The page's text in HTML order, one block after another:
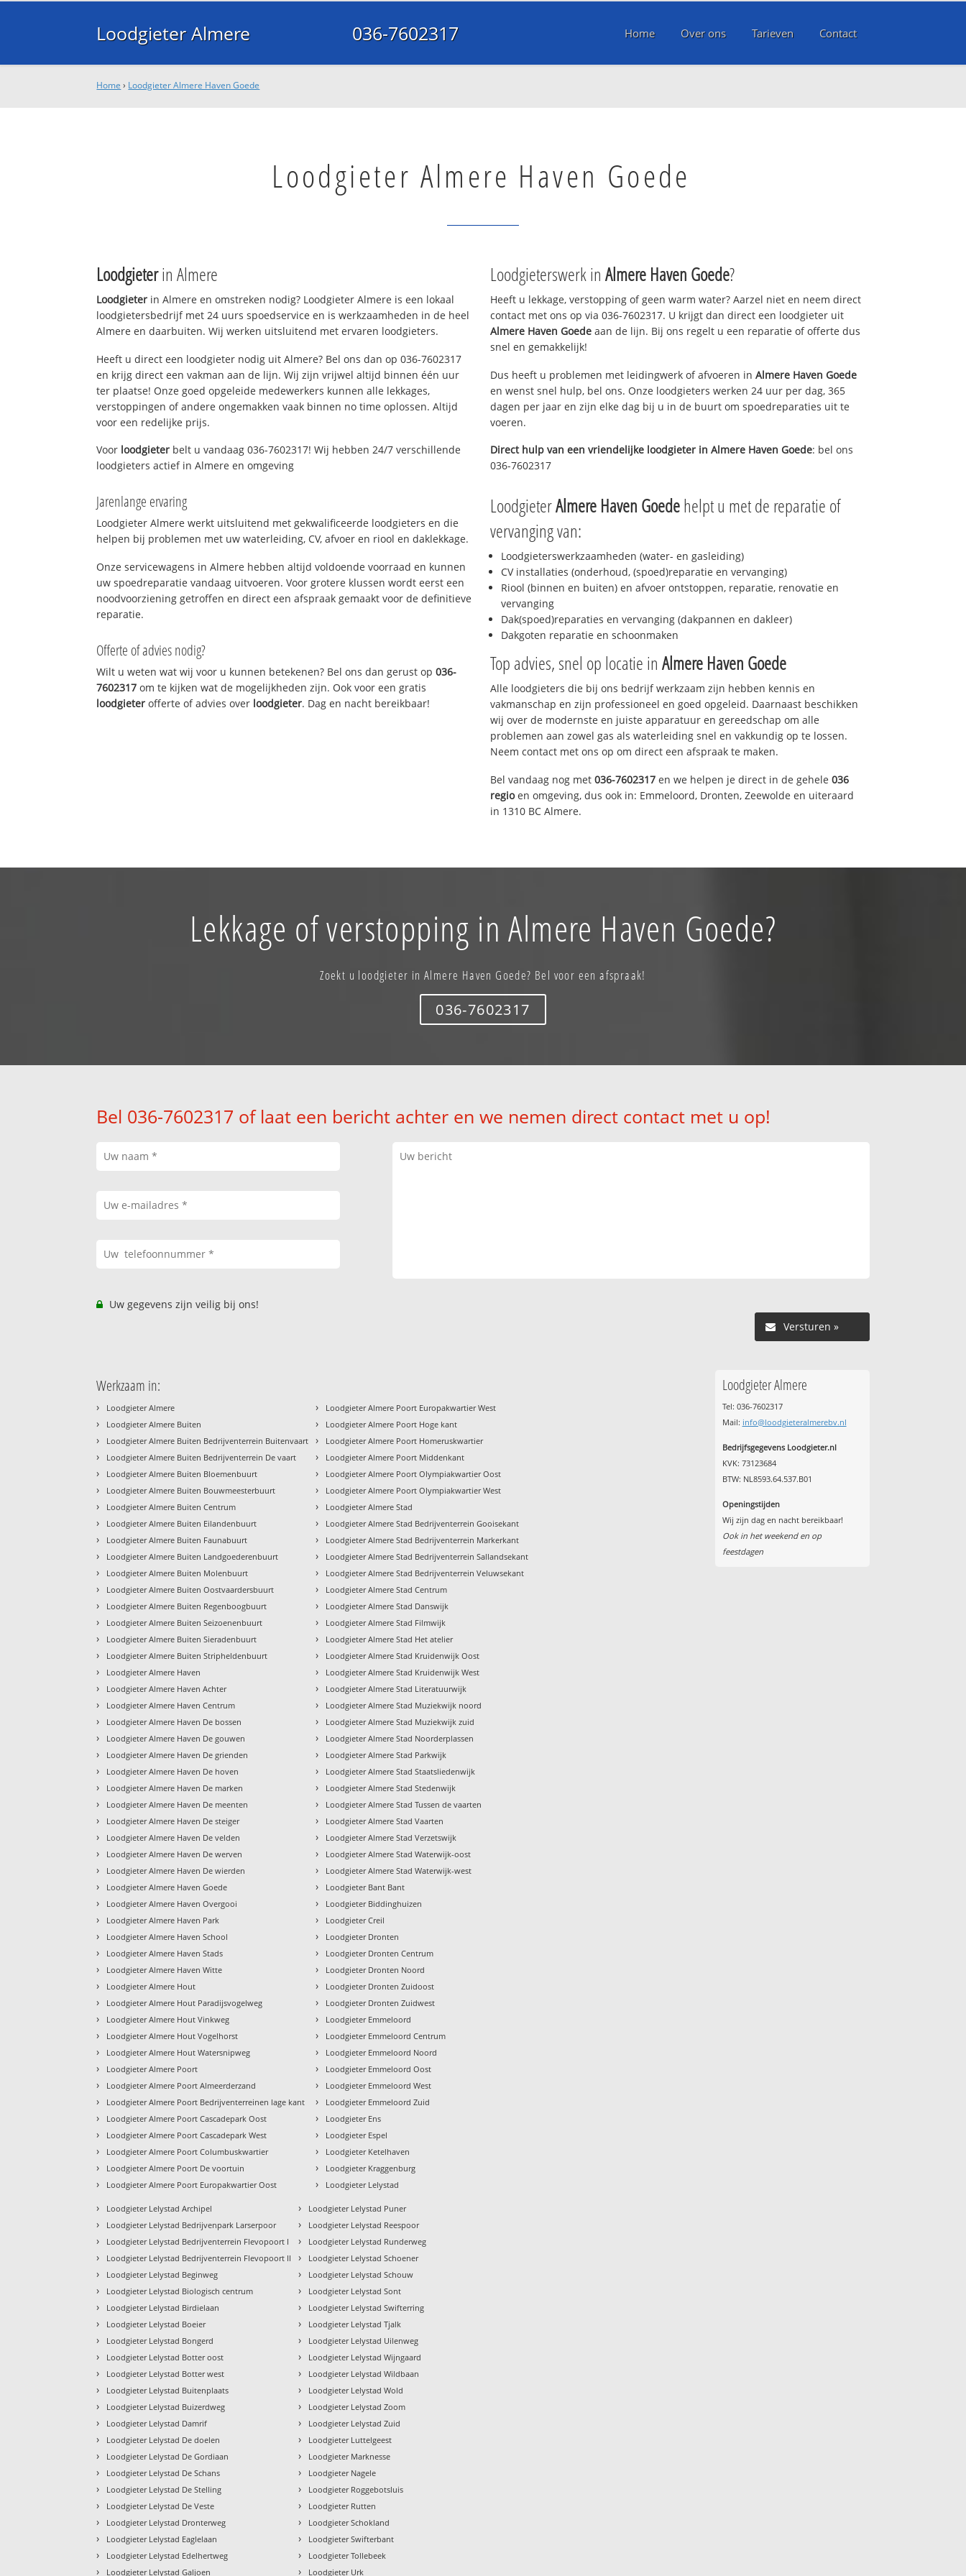
Loodgieter Almere 036-7602317 Home Over ons Tarieven Contact
Home › Loodgieter Almere Haven Goede
Loodgieter Almere Haven Goede
Loodgieterin Almere
Loodgieter in Almere en omstreken nodig? Loodgieter Almere is een lokaal
loodgietersbedrijf met 24 uurs spoedservice en is werkzaamheden in de heel
Almere en daarbuiten. Wij werken uitsluitend met ervaren loodgieters.
Heeft u direct een loodgieter nodig uit Almere? Bel ons dan op 036-7602317
en krijg direct een vakman aan de lijn. Wij zijn vrijwel altijd binnen één uur
ter plaatse! Onze goed opgeleide medewerkers kunnen alle lekkages,
verstoppingen of andere ongemakken vaak binnen no time oplossen. Altijd
voor een redelijke prijs.
Voor loodgieter belt u vandaag 036-7602317! Wij hebben 24/7 verschillende
loodgieters actief in Almere en omgeving
Jarenlange ervaring
Loodgieter Almere werkt uitsluitend met gekwalificeerde loodgieters en die
helpen bij problemen met uw waterleiding, CV, afvoer en riool en daklekkage.
Onze servicewagens in Almere hebben altijd voldoende voorraad en kunnen
uw spoedreparatie vandaag uitvoeren. Voor grotere klussen wordt eerst een
noodvoorziening getroffen en direct een afspraak gemaakt voor de definitieve
reparatie.
Offerte of advies nodig?
Wilt u weten wat wij voor u kunnen betekenen? Bel ons dan gerust op036-
7602317 om te kijken wat de mogelijkheden zijn. Ook voor een gratis
loodgieter offerte of advies over loodgieter. Dag en nacht bereikbaar!
Loodgieterswerk in Almere Haven Goede?
Heeft u lekkage, verstopping of geen warm water? Aarzel niet en neem direct
contact met ons op via 036-7602317. U krijgt dan direct een loodgieter uit
Almere Haven Goede aan de lijn. Bij ons regelt u een reparatie of offerte dus
snel en gemakkelijk!
Dus heeft u problemen met leidingwerk of afvoeren in Almere Haven Goede
en wenst snel hulp, bel ons. Onze loodgieters werken 24 uur per dag, 365
dagen per jaar en zijn elke dag bij u in de buurt om spoedreparaties uit te
voeren.
Direct hulp van een vriendelijke loodgieter in Almere Haven Goede: bel ons
036-7602317
LoodgieterAlmere Haven Goedehelpt u met de reparatie of
vervanging van:
Loodgieterswerkzaamheden (water- en gasleiding)
CV installaties (onderhoud, (spoed)reparatie en vervanging)
Riool (binnen en buiten) en afvoer ontstoppen, reparatie, renovatie en
vervanging
Dak(spoed)reparaties en vervanging (dakpannen en dakleer)
Dakgoten reparatie en schoonmaken
Top advies, snel op locatie in Almere Haven Goede
Alle loodgieters die bij ons bedrijf werkzaam zijn hebben kennis en
vakmanschap en zijn professioneel en goed opgeleid. Daarnaast beschikken
wij over de modernste en juiste apparatuur en gereedschap om alle
problemen aan zowel gas als waterleiding snel en vakkundig op te lossen.
Neem contact met ons op om direct een afspraak te maken.
Bel vandaag nog met 036-7602317 en we helpen je direct in de gehele 036
regioen omgeving, dus ook in: Emmeloord, Dronten, Zeewolde en uiteraard
in 1310 BC Almere.
Lekkage of verstopping in Almere Haven Goede?
Zoekt u loodgieter in Almere Haven Goede? Bel voor een afspraak!
036-7602317
Bel 036-7602317 of laat een bericht achter en we nemen direct contact met u op!
Uw gegevens zijn veilig bij ons!
Versturen »
Werkzaam in:
› Loodgieter Almere
› Loodgieter Almere Buiten
› Loodgieter Almere Buiten Bedrijventerrein Buitenvaart
› Loodgieter Almere Buiten Bedrijventerrein De vaart
› Loodgieter Almere Buiten Bloemenbuurt
› Loodgieter Almere Buiten Bouwmeesterbuurt
› Loodgieter Almere Buiten Centrum
› Loodgieter Almere Buiten Eilandenbuurt
› Loodgieter Almere Buiten Faunabuurt
› Loodgieter Almere Buiten Landgoederenbuurt
› Loodgieter Almere Buiten Molenbuurt
› Loodgieter Almere Buiten Oostvaardersbuurt
› Loodgieter Almere Buiten Regenboogbuurt
› Loodgieter Almere Buiten Seizoenenbuurt
› Loodgieter Almere Buiten Sieradenbuurt
› Loodgieter Almere Buiten Stripheldenbuurt
› Loodgieter Almere Haven
› Loodgieter Almere Haven Achter
› Loodgieter Almere Haven Centrum
› Loodgieter Almere Haven De bossen
› Loodgieter Almere Haven De gouwen
› Loodgieter Almere Haven De grienden
› Loodgieter Almere Haven De hoven
› Loodgieter Almere Haven De marken
› Loodgieter Almere Haven De meenten
› Loodgieter Almere Haven De steiger
› Loodgieter Almere Haven De velden
› Loodgieter Almere Haven De werven
› Loodgieter Almere Haven De wierden
› Loodgieter Almere Haven Goede
› Loodgieter Almere Haven Overgooi
› Loodgieter Almere Haven Park
› Loodgieter Almere Haven School
› Loodgieter Almere Haven Stads
› Loodgieter Almere Haven Witte
› Loodgieter Almere Hout
› Loodgieter Almere Hout Paradijsvogelweg
› Loodgieter Almere Hout Vinkweg
› Loodgieter Almere Hout Vogelhorst
› Loodgieter Almere Hout Watersnipweg
› Loodgieter Almere Poort
› Loodgieter Almere Poort Almeerderzand
› Loodgieter Almere Poort Bedrijventerreinen lage kant
› Loodgieter Almere Poort Cascadepark Oost
› Loodgieter Almere Poort Cascadepark West
› Loodgieter Almere Poort Columbuskwartier
› Loodgieter Almere Poort De voortuin
› Loodgieter Almere Poort Europakwartier Oost
› Loodgieter Almere Poort Europakwartier West
› Loodgieter Almere Poort Hoge kant
› Loodgieter Almere Poort Homeruskwartier
› Loodgieter Almere Poort Middenkant
› Loodgieter Almere Poort Olympiakwartier Oost
› Loodgieter Almere Poort Olympiakwartier West
› Loodgieter Almere Stad
› Loodgieter Almere Stad Bedrijventerrein Gooisekant
› Loodgieter Almere Stad Bedrijventerrein Markerkant
› Loodgieter Almere Stad Bedrijventerrein Sallandsekant
› Loodgieter Almere Stad Bedrijventerrein Veluwsekant
› Loodgieter Almere Stad Centrum
› Loodgieter Almere Stad Danswijk
› Loodgieter Almere Stad Filmwijk
› Loodgieter Almere Stad Het atelier
› Loodgieter Almere Stad Kruidenwijk Oost
› Loodgieter Almere Stad Kruidenwijk West
› Loodgieter Almere Stad Literatuurwijk
› Loodgieter Almere Stad Muziekwijk noord
› Loodgieter Almere Stad Muziekwijk zuid
› Loodgieter Almere Stad Noorderplassen
› Loodgieter Almere Stad Parkwijk
› Loodgieter Almere Stad Staatsliedenwijk
› Loodgieter Almere Stad Stedenwijk
› Loodgieter Almere Stad Tussen de vaarten
› Loodgieter Almere Stad Vaarten
› Loodgieter Almere Stad Verzetswijk
› Loodgieter Almere Stad Waterwijk-oost
› Loodgieter Almere Stad Waterwijk-west
› Loodgieter Bant Bant
› Loodgieter Biddinghuizen
› Loodgieter Creil
› Loodgieter Dronten
› Loodgieter Dronten Centrum
› Loodgieter Dronten Noord
› Loodgieter Dronten Zuidoost
› Loodgieter Dronten Zuidwest
› Loodgieter Emmeloord
› Loodgieter Emmeloord Centrum
› Loodgieter Emmeloord Noord
› Loodgieter Emmeloord Oost
› Loodgieter Emmeloord West
› Loodgieter Emmeloord Zuid
› Loodgieter Ens
› Loodgieter Espel
› Loodgieter Ketelhaven
› Loodgieter Kraggenburg
› Loodgieter Lelystad
› Loodgieter Lelystad Archipel
› Loodgieter Lelystad Bedrijvenpark Larserpoor
› Loodgieter Lelystad Bedrijventerrein Flevopoort I
› Loodgieter Lelystad Bedrijventerrein Flevopoort II
› Loodgieter Lelystad Beginweg
› Loodgieter Lelystad Biologisch centrum
› Loodgieter Lelystad Birdielaan
› Loodgieter Lelystad Boeier
› Loodgieter Lelystad Bongerd
› Loodgieter Lelystad Botter oost
› Loodgieter Lelystad Botter west
› Loodgieter Lelystad Buitenplaats
› Loodgieter Lelystad Buizerdweg
› Loodgieter Lelystad Damrif
› Loodgieter Lelystad De doelen
› Loodgieter Lelystad De Gordiaan
› Loodgieter Lelystad De Schans
› Loodgieter Lelystad De Stelling
› Loodgieter Lelystad De Veste
› Loodgieter Lelystad Dronterweg
› Loodgieter Lelystad Eaglelaan
› Loodgieter Lelystad Edelhertweg
› Loodgieter Lelystad Galjoen
› Loodgieter Lelystad Puner
› Loodgieter Lelystad Reespoor
› Loodgieter Lelystad Runderweg
› Loodgieter Lelystad Schoener
› Loodgieter Lelystad Schouw
› Loodgieter Lelystad Sont
› Loodgieter Lelystad Swifterring
› Loodgieter Lelystad Tjalk
› Loodgieter Lelystad Uilenweg
› Loodgieter Lelystad Wijngaard
› Loodgieter Lelystad Wildbaan
› Loodgieter Lelystad Wold
› Loodgieter Lelystad Zoom
› Loodgieter Lelystad Zuid
› Loodgieter Luttelgeest
› Loodgieter Marknesse
› Loodgieter Nagele
› Loodgieter Roggebotsluis
› Loodgieter Rutten
› Loodgieter Schokland
› Loodgieter Swifterbant
› Loodgieter Tollebeek
› Loodgieter Urk
Loodgieter Almere
Tel: 036-7602317
Mail: info@loodgieteralmerebv.nl
Bedrijfsgegevens Loodgieter.nl
KVK: 73123684
BTW: NL8593.64.537.B01
Openingstijden
Wij zijn dag en nacht bereikbaar!
Ook in het weekend en op
feestdagen